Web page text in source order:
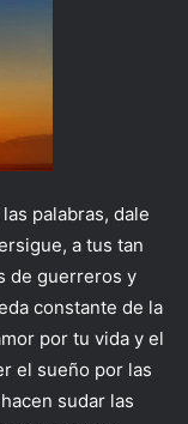
palabras, dale
a tus tan
de guerreros y
constante de la
por tu vida y el
el sueño por las
sudar las